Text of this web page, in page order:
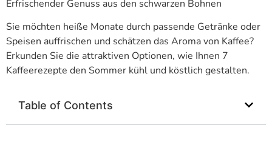
Erfrischender Genuss aus den schwarzen Bohnen
Sie möchten heiße Monate durch passende Getränke oder
Speisen auffrischen und schätzen das Aroma von Kaffee?
Erkunden Sie die attraktiven Optionen, wie Ihnen 7
Kaffeerezepte den Sommer kühl und köstlich gestalten.
Table of Contents